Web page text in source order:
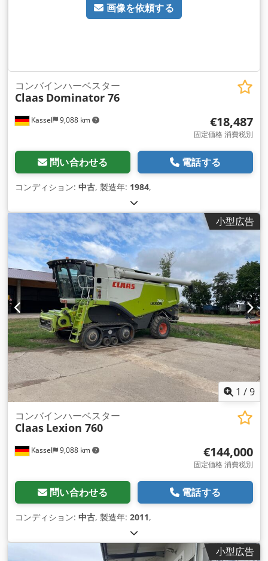
画像を依頼する
Kassel 9,088 km
コンバインハーベスター
Claas Dominator 76
€18,487
固定価格 消費税別
問い合わせる 電話する
コンディション: 中古, 製造年: 1984,
小型広告
1 /9
Kassel 9,088 km
コンバインハーベスター
Claas Lexion 760
€144,000
固定価格 消費税別
問い合わせる 電話する
コンディション: 中古, 製造年: 2011,
小型広告